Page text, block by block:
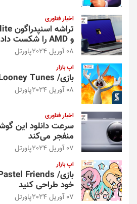
اخبار فناوری
و AMD را شکست داد
08 آوریل 2024 پاورتل
اپ بازار
بازی/ Looney Tunes؛ شهری بزرگ بسازید
08 آوریل 2024 پاورتل
اخبار فناوری
سرعت دانلود این
منفجر می‌کند
07 آوریل 2024 پاورتل
اپ بازار
خود طراحی کنید
07 آوریل 2024 پاورتل